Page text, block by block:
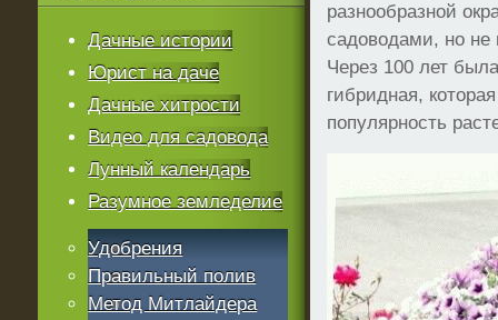
разнообразной
садоводами, но не
Через 100 лет
гибридная,
популярность
Дачные истории
Юрист на даче
Дачные хитрости
Видео для садовода
Лунный календарь
Разумное земледелие
Удобрения
Правильный полив
Метод Митлайдера